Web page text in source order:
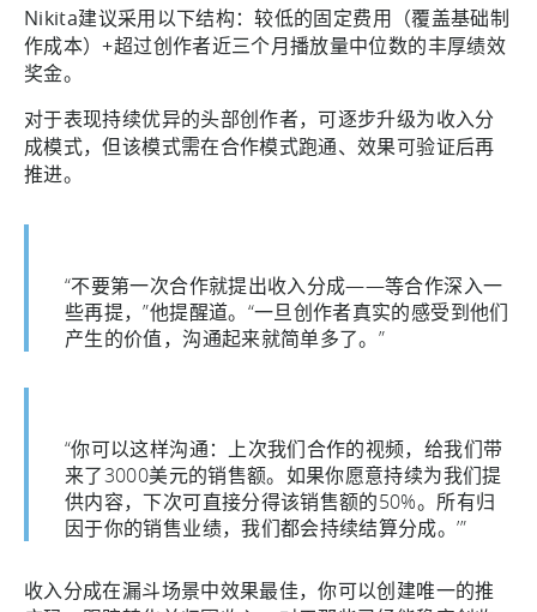
Nikita建议采用以下结构：较低的固定费用（覆盖基础制
作成本）+超过创作者近三个月播放量中位数的丰厚绩效
奖金。
对于表现持续优异的头部创作者，可逐步升级为收入分
成模式，但该模式需在合作模式跑通、效果可验证后再
推进。
“不要第一次合作就提出收入分成——等合作深入一
些再提，”他提醒道。“一旦创作者真实的感受到他们
产生的价值，沟通起来就简单多了。”
“你可以这样沟通：上次我们合作的视频，给我们带
来了3000美元的销售额。如果你愿意持续为我们提
供内容，下次可直接分得该销售额的50%。所有归
因于你的销售业绩，我们都会持续结算分成。’”
收入分成在漏斗场景中效果最佳，你可以创建唯一的推